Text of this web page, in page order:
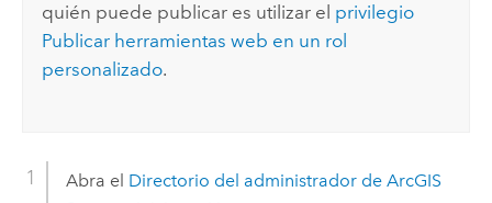
quién puede publicar es utilizar el privilegio
Publicar herramientas web en un rol
personalizado.
Abra el Directorio del administrador de ArcGIS